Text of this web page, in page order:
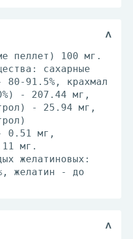
пеллет) 100 мг.
сахарные
80-91.5%, крахмал
- 207.44 мг,
- 25.94 мг,
- 0.51 мг,
мг.
желатиновых:
желатин - до